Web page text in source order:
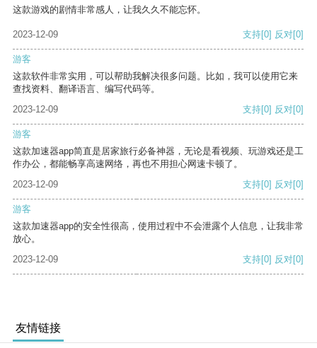
这款游戏的剧情非常感人，让我久久不能忘怀。
2023-12-09 支持[0] 反对[0]
游客
这款软件非常实用，可以帮助我解决很多问题。比如，我可以使用它来
查找资料、翻译语言、编写代码等。
2023-12-09
支持[0] 反对[0]
游客
这款加速器app简直是居家旅行必备神器，无论是看视频、玩游戏还是工
作办公，都能畅享高速网络，再也不用担心网速卡顿了。
2023-12-09
支持[0] 反对[0]
游客
这款加速器app的安全性很高，使用过程中不会泄露个人信息，让我非常
放心。
2023-12-09
支持[0] 反对[0]
友情链接